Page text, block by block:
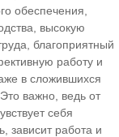
обеспечения,
высокую
благоприятный
работу и
в сложившихся
важно, ведь от
себя
зависит работа и